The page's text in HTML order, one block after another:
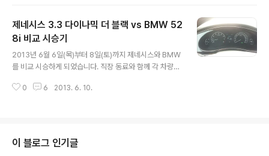
제네시스 3.3 다이나믹 더 블랙 vs BMW 52
8i 비교 시승기
2013년 6월 6일(목)부터 8일(토)까지 제네시스와 BMW
를 비교 시승하게 되었습니다. 직장 동료와 함께 각 차량마
의 이벤트였습니다. 6월 7일에 가족들과 함께 놀러갈 생각
- 제네시스 다이나믹 에디션 더블랙 - BMW 528i 두 차량
에 대한 스펙의 비교는 네이버 자동차로 대신 합니다. 가격
0 6 2013. 6. 10.
이 블로그 인기글